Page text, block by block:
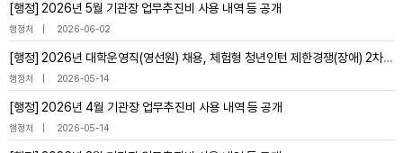
[행정] 2026년 5월 기관장 업무추진비 사용 내역 등 공개
행정처 2026-06-02
[행정] 2026년 대학운영직(영선원) 채용, 체험형 청년인턴 제한경쟁(장애) 2차 채용 공고
행정처 2026-05-14
[행정] 2026년 4월 기관장 업무추진비 사용 내역 등 공개
행정처 2026-05-14